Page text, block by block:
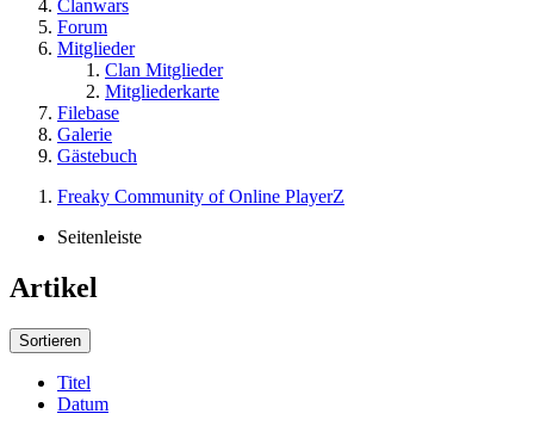
Clanwars
Forum
Mitglieder
Clan Mitglieder
Mitgliederkarte
Filebase
Galerie
Gästebuch
Freaky Community of Online PlayerZ
Seitenleiste
Artikel
Sortieren
Titel
Datum